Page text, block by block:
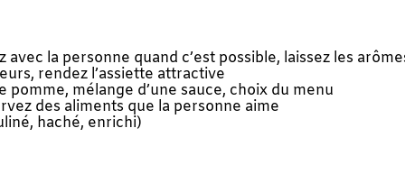
avec la personne quand c’est possible, laissez les
rendez l’assiette attractive
pomme, mélange d’une sauce, choix du menu
des aliments que la personne aime
haché, enrichi)